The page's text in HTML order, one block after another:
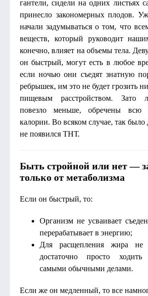
гантели, сидели на одних листьях
принесло закономерных плодов.
начали задумываться о том, что
веществ, который руководит
конечно, влияет на объемы тела.
он быстрый, могут есть в любое
если ночью они съедят знатную
ребрышек, им это не будет грозить
пищевым расстройством. Зато
повезло меньше, обречены всю
калории. Во всяком случае, так было
не появился ТНТ.
Быть стройной или нет —
только от метаболизма
Если он быстрый, то:
Организм не усваивает
перерабатывает в энергию;
Для расщепления жира не
достаточно просто
самыми обычными делами.
Если же он медленный, то все